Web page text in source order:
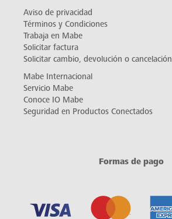
Aviso de privacidad
Términos y Condiciones
Trabaja en Mabe
Solicitar factura
Solicitar cambio, devolución o cancelación
Mabe Internacional
Servicio Mabe
Conoce IO Mabe
Seguridad en Productos Conectados
Formas de pago